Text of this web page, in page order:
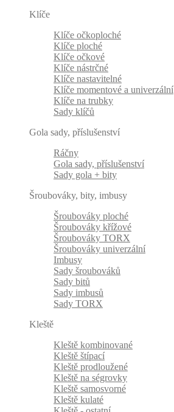
Klíče
Klíče očkoploché
Klíče ploché
Klíče očkové
Klíče nástrčné
Klíče nastavitelné
Klíče momentové a univerzální
Klíče na trubky
Sady klíčů
Gola sady, příslušenství
Ráčny
Gola sady, příslušenství
Sady gola + bity
Šroubováky, bity, imbusy
Šroubováky ploché
Šroubováky křížové
Šroubováky TORX
Šroubováky univerzální
Imbusy
Sady šroubováků
Sady bitů
Sady imbusů
Sady TORX
Kleště
Kleště kombinované
Kleště štípací
Kleště prodloužené
Kleště na ségrovky
Kleště samosvorné
Kleště kulaté